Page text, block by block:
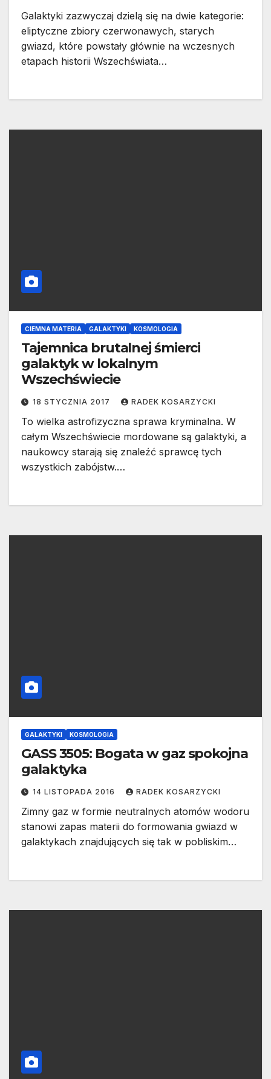
Galaktyki zazwyczaj dzielą się na dwie kategorie:
eliptyczne zbiory czerwonawych, starych
gwiazd, które powstały głównie na wczesnych
etapach historii Wszechświata…
CIEMNA MATERIA GALAKTYKI KOSMOLOGIA
Tajemnica brutalnej śmierci
galaktyk w lokalnym
Wszechświecie
18 STYCZNIA 2017 RADEK KOSARZYCKI
To wielka astrofizyczna sprawa kryminalna. W
całym Wszechświecie mordowane są galaktyki, a
naukowcy starają się znaleźć sprawcę tych
wszystkich zabójstw.…
GALAKTYKI KOSMOLOGIA
GASS 3505: Bogata w gaz spokojna
galaktyka
14 LISTOPADA 2016 RADEK KOSARZYCKI
Zimny gaz w formie neutralnych atomów wodoru
stanowi zapas materii do formowania gwiazd w
galaktykach znajdujących się tak w pobliskim…